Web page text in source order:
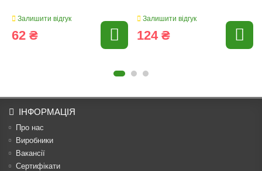
Залишити відгук
62 ₴
Залишити відгук
124 ₴
ІНФОРМАЦІЯ
Про нас
Виробники
Вакансії
Сертифікати